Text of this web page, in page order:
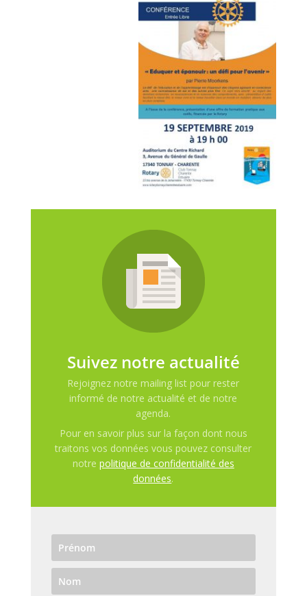
Suivez notre actualité
Rejoignez notre mailing list pour rester
informé de notre actualité et de notre
agenda.
Pour en savoir plus sur la façon dont nous
traitons vos données vous pouvez consulter
notre politique de confidentialité des
données.